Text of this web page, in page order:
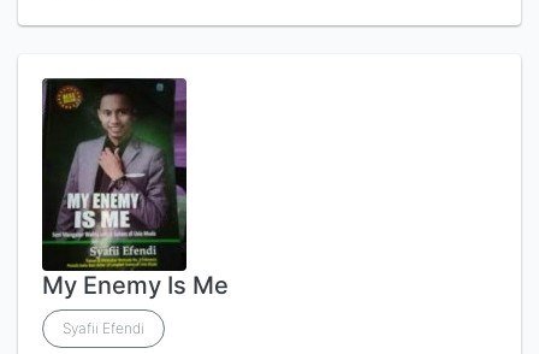
My Enemy Is Me
Syafii Efendi